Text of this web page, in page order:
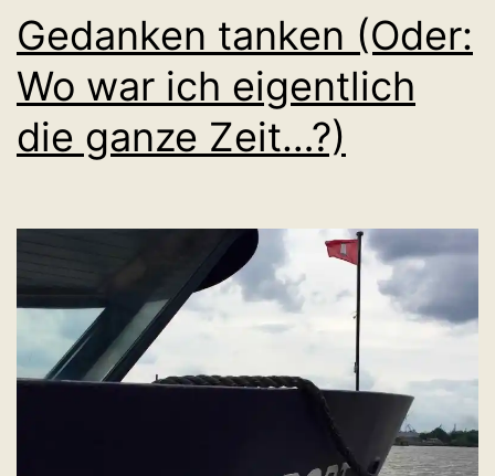
Gedanken tanken (Oder:
Wo war ich eigentlich
die ganze Zeit…?)